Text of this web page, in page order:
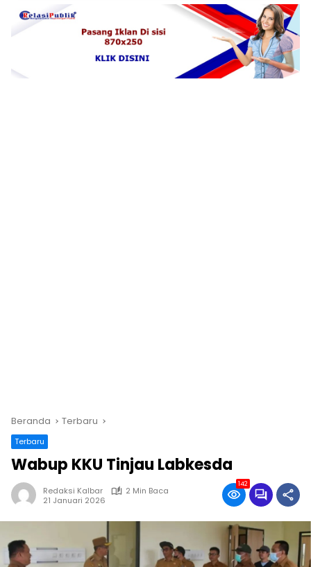
Beranda Terbaru
Terbaru
Wabup KKU Tinjau Labkesda
Redaksi Kalbar
2 Min Baca
21 Januari 2026
142